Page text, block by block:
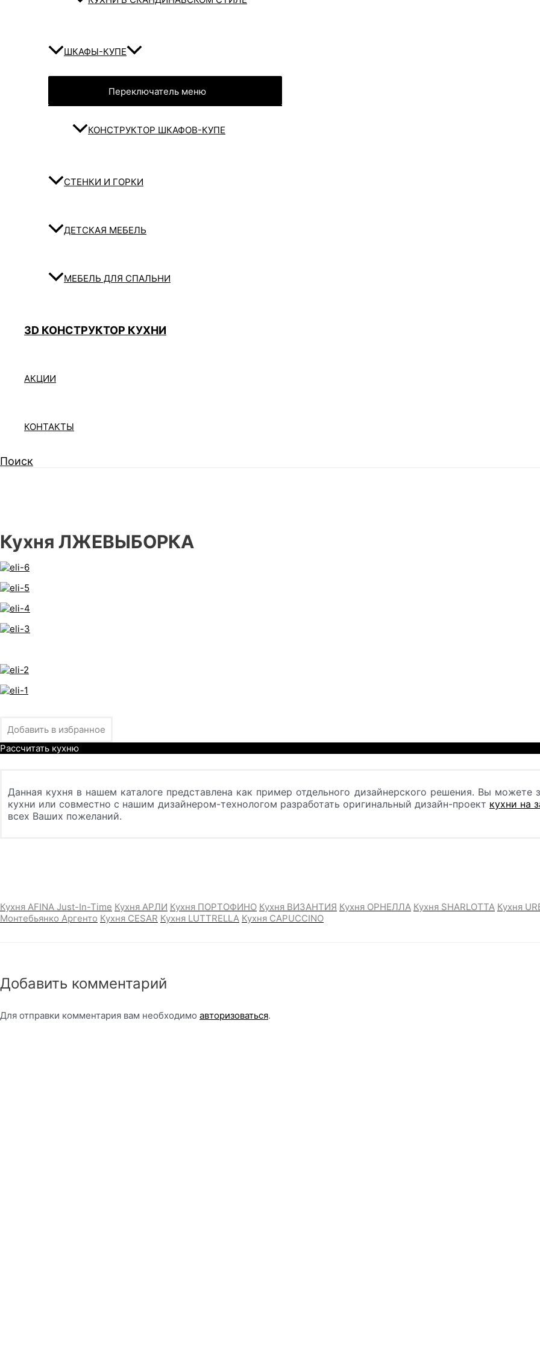
ШКАФЫ-КУПЕ
Переключатель меню
КОНСТРУКТОР ШКАФОВ-КУПЕ
СТЕНКИ И ГОРКИ
ДЕТСКАЯ МЕБЕЛЬ
МЕБЕЛЬ ДЛЯ СПАЛЬНИ
3D КОНСТРУКТОР КУХНИ
АКЦИИ
КОНТАКТЫ
Поиск
Кухня ЛЖЕВЫБОРКА
Добавить в избранное
Рассчитать кухню
Данная кухня в нашем каталоге представлена как пример отдельного дизайнерского решения. Вы можете
кухни или совместно с нашим дизайнером-технологом разработать оригинальный дизайн-проект кухни на
всех Ваших пожеланий.
Кухня AFINA Just-In-Time Кухня АРЛИ Кухня ПОРТОФИНО Кухня ВИЗАНТИЯ Кухня ОРНЕЛЛА Кухня SHARLOTTA Кухня
Монтебьянко Аргенто Кухня CESAR Кухня LUTTRELLA Кухня CAPUCCINO
Добавить комментарий
Для отправки комментария вам необходимо авторизоваться.